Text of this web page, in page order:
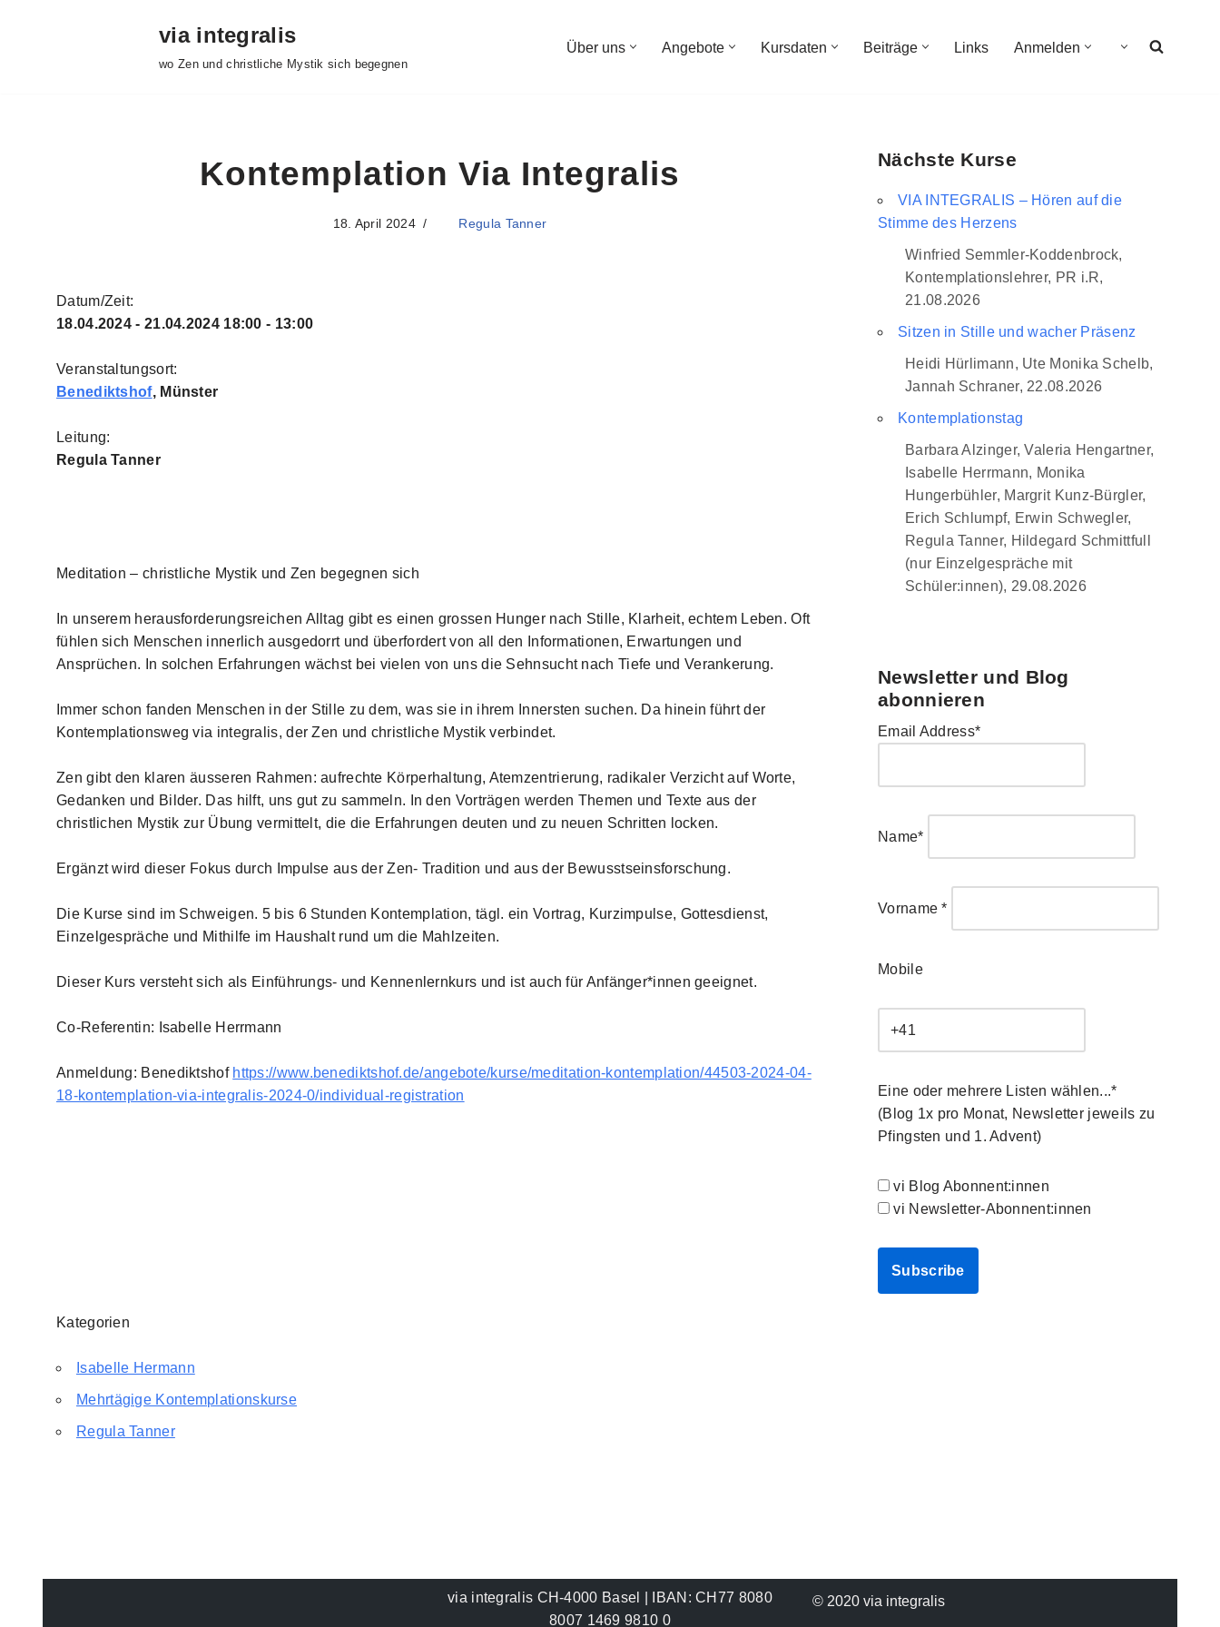
via integralis
wo Zen und christliche Mystik sich begegnen
Über uns Angebote Kursdaten Beiträge Links Anmelden
Kontemplation Via Integralis
18. April 2024 Regula Tanner
Datum/Zeit:
18.04.2024 - 21.04.2024 18:00 - 13:00
Veranstaltungsort:
Benediktshof, Münster
Leitung:
Regula Tanner
Meditation – christliche Mystik und Zen begegnen sich
In unserem herausforderungsreichen Alltag gibt es einen grossen Hunger nach Stille, Klarheit, echtem Leben. Oft
fühlen sich Menschen innerlich ausgedorrt und überfordert von all den Informationen, Erwartungen und
Ansprüchen. In solchen Erfahrungen wächst bei vielen von uns die Sehnsucht nach Tiefe und Verankerung.
Immer schon fanden Menschen in der Stille zu dem, was sie in ihrem Innersten suchen. Da hinein führt der
Kontemplationsweg via integralis, der Zen und christliche Mystik verbindet.
Zen gibt den klaren äusseren Rahmen: aufrechte Körperhaltung, Atemzentrierung, radikaler Verzicht auf Worte,
Gedanken und Bilder. Das hilft, uns gut zu sammeln. In den Vorträgen werden Themen und Texte aus der
christlichen Mystik zur Übung vermittelt, die die Erfahrungen deuten und zu neuen Schritten locken.
Ergänzt wird dieser Fokus durch Impulse aus der Zen- Tradition und aus der Bewusstseinsforschung.
Die Kurse sind im Schweigen. 5 bis 6 Stunden Kontemplation, tägl. ein Vortrag, Kurzimpulse, Gottesdienst,
Einzelgespräche und Mithilfe im Haushalt rund um die Mahlzeiten.
Dieser Kurs versteht sich als Einführungs- und Kennenlernkurs und ist auch für Anfänger*innen geeignet.
Co-Referentin: Isabelle Herrmann
Anmeldung: Benediktshof https://www.benediktshof.de/angebote/kurse/meditation-kontemplation/44503-2024-04-
18-kontemplation-via-integralis-2024-0/individual-registration
Kategorien
Isabelle Hermann
Mehrtägige Kontemplationskurse
Regula Tanner
Nächste Kurse
VIA INTEGRALIS – Hören auf die
Stimme des Herzens
Winfried Semmler-Koddenbrock,
Kontemplationslehrer, PR i.R,
21.08.2026
Sitzen in Stille und wacher Präsenz
Heidi Hürlimann, Ute Monika Schelb,
Jannah Schraner, 22.08.2026
Kontemplationstag
Barbara Alzinger, Valeria Hengartner,
Isabelle Herrmann, Monika
Hungerbühler, Margrit Kunz-Bürgler,
Erich Schlumpf, Erwin Schwegler,
Regula Tanner, Hildegard Schmittfull
(nur Einzelgespräche mit
Schüler:innen), 29.08.2026
Newsletter und Blog
abonnieren
Email Address*
Name*
Vorname *
Mobile
Eine oder mehrere Listen wählen...*
(Blog 1x pro Monat, Newsletter jeweils zu
Pfingsten und 1. Advent)
vi Blog Abonnent:innen
vi Newsletter-Abonnent:innen
via integralis CH-4000 Basel | IBAN: CH77 8080
8007 1469 9810 0
© 2020 via integralis